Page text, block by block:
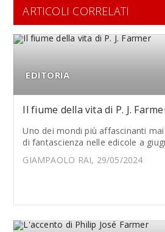
ARTICOLI CORRELATI
EDITORIA
Il fiume della vita di P. J.
Uno dei mondi più affascinanti
di fantascienza nelle edicole a
GIAMPAOLO RAI, 29/05/2024